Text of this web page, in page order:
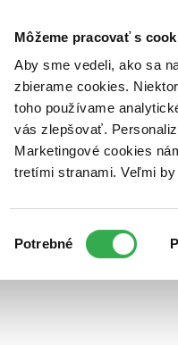
Môžeme pracovať s
Aby sme vedeli, ako sa
zbierame cookies.
toho používame
vás zlepšovať.
Marketingové cookies
tretími stranami. Veľmi
súhlasu
Potrebné
Poukážky Kontakt